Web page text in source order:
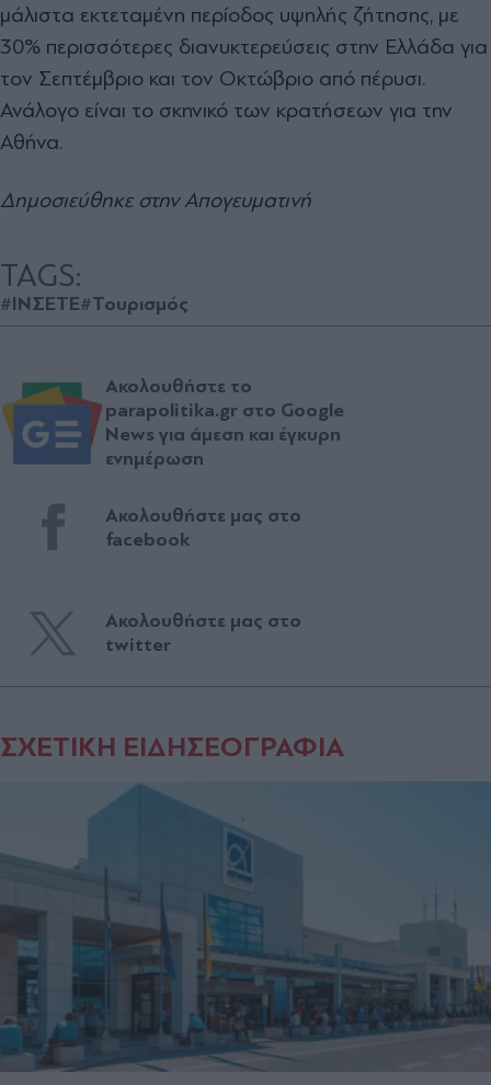
μάλιστα εκτεταμένη περίοδος υψηλής ζήτησης, με
30% περισσότερες διανυκτερεύσεις στην Ελλάδα για
τον Σεπτέμβριο και τον Οκτώβριο από πέρυσι.
Ανάλογο είναι το σκηνικό των κρατήσεων για την
Αθήνα.
Δημοσιεύθηκε στην Απογευματινή
TAGS:
#ΙΝΣΕΤΕ#Τουρισμός
Ακολουθήστε το
parapolitika.gr στο Google
News για άμεση και έγκυρη
ενημέρωση
Ακολουθήστε μας στο
facebook
Ακολουθήστε μας στο
twitter
ΣΧΕΤΙΚΗ ΕΙΔΗΣΕΟΓΡΑΦΙΑ